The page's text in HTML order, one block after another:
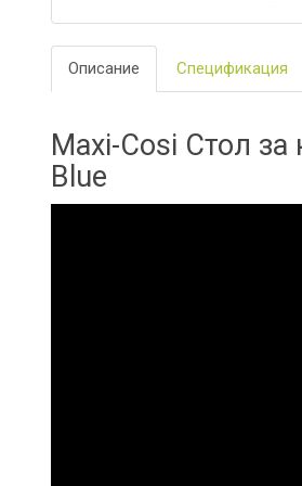
Описание Спецификация
Maxi-Cosi Стол за
Blue